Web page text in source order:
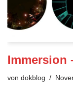
Immersion
von dokblog